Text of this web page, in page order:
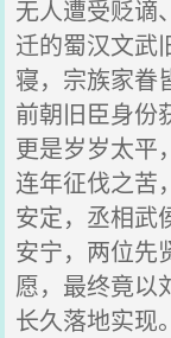
无人遭受贬谪
迁的蜀汉文武
寝，宗族家眷
前朝旧臣身份
更是岁岁太平
连年征伐之苦
安定，丞相武
安宁，两位先
愿，最终竟以
长久落地实现。